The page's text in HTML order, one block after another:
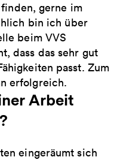
gerne im
bin ich über
beim VVS
dass das sehr gut
passt. Zum
erfolgreich.
Arbeit
eingeräumt sich